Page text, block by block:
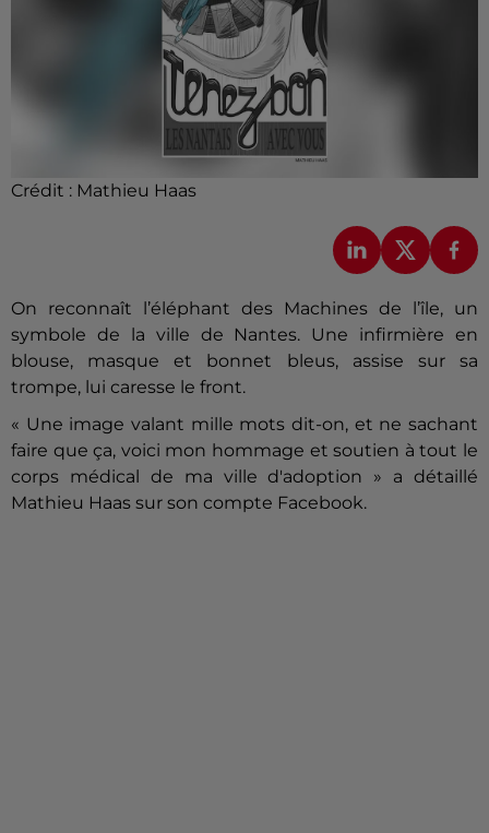
Crédit : Mathieu Haas
On reconnaît l’éléphant des Machines de l’île, un
symbole de la ville de Nantes. Une infirmière en
blouse, masque et bonnet bleus, assise sur sa
trompe, lui caresse le front.
« Une image valant mille mots dit-on, et ne sachant
faire que ça, voici mon hommage et soutien à tout le
corps médical de ma ville d'adoption » a détaillé
Mathieu Haas sur son compte Facebook.